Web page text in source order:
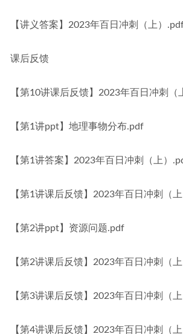
【讲义答案】2023年百日冲刺（上）
课后反馈
【第10讲课后反馈】2023年百日冲刺（
【第1讲ppt】地理事物分布.pdf
【第1讲答案】2023年百日冲刺（上）
【第1讲课后反馈】2023年百日冲刺（
【第2讲ppt】资源问题.pdf
【第2讲课后反馈】2023年百日冲刺（
【第3讲课后反馈】2023年百日冲刺（
【第4讲课后反馈】2023年百日冲刺（